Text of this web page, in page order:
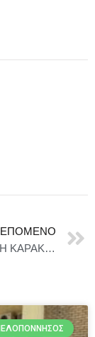
ΕΠΌΜΕΝΟ
Η ΠΟΛΥΞΕΝΗ ΚΑΡΑΚΟΓΛΟΥ ΣΤΗ ΘΕΣΣΑΛΟΝΙΚΗ (23/5 ΜΙΚΡΗ ΣΚΗΝΗ) ΚΑΙ ΣΤΗΝ ΚΟΜΟΤΗΝΗ (24/5 ΛΕΣΧΗ ΚΟΜΟΤΗΝΑΙΩΝ)